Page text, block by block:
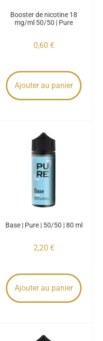
Booster de nicotine 18
mg/ml 50/50 | Pure
0,60 €
Ajouter au panier
Base | Pure | 50/50 | 80 ml
2,20 €
Ajouter au panier